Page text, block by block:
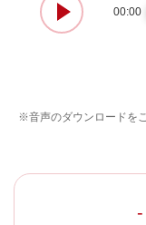
00:00
※音声のダウンロードを